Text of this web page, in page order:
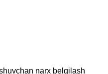
narx belgilash